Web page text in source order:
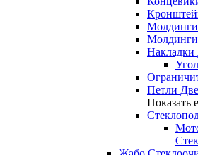
Накладки
Петли
Показать